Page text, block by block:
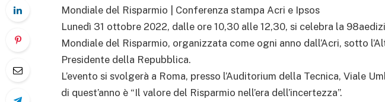
Mondiale del Risparmio | Conferenza stampa Acri e Ipsos
Lunedì 31 ottobre 2022, dalle ore 10,30 alle 12,30, si celebra la
Mondiale del Risparmio, organizzata come ogni anno dall’Acri, sotto
Presidente della Repubblica.
L’evento si svolgerà a Roma, presso l’Auditorium della Tecnica, Viale
di quest’anno è “Il valore del Risparmio nell’era dell’incertezza”.